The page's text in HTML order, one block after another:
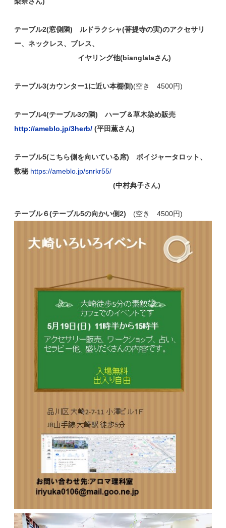
テーブル2(窓側隣) ルドラクシャ(菩提寺の実)のアクセサリ
ー、ネックレス、ブレス、
イヤリング他(bianglalaさん)
テーブル3(カウンター1に近い本棚側)(空き 4500円)
テーブル4(テーブル3の隣) ハーブ＆草木染め販売
http://ameblo.jp/3herb/ (平田薫さん)
テーブル5(こちら側を向いている席) ボイジャータロット、
数秘 https://ameblo.jp/snrkr55/
(中村典子さん)
テーブル６(テーブル5の向かい側2) (空き 4500円)